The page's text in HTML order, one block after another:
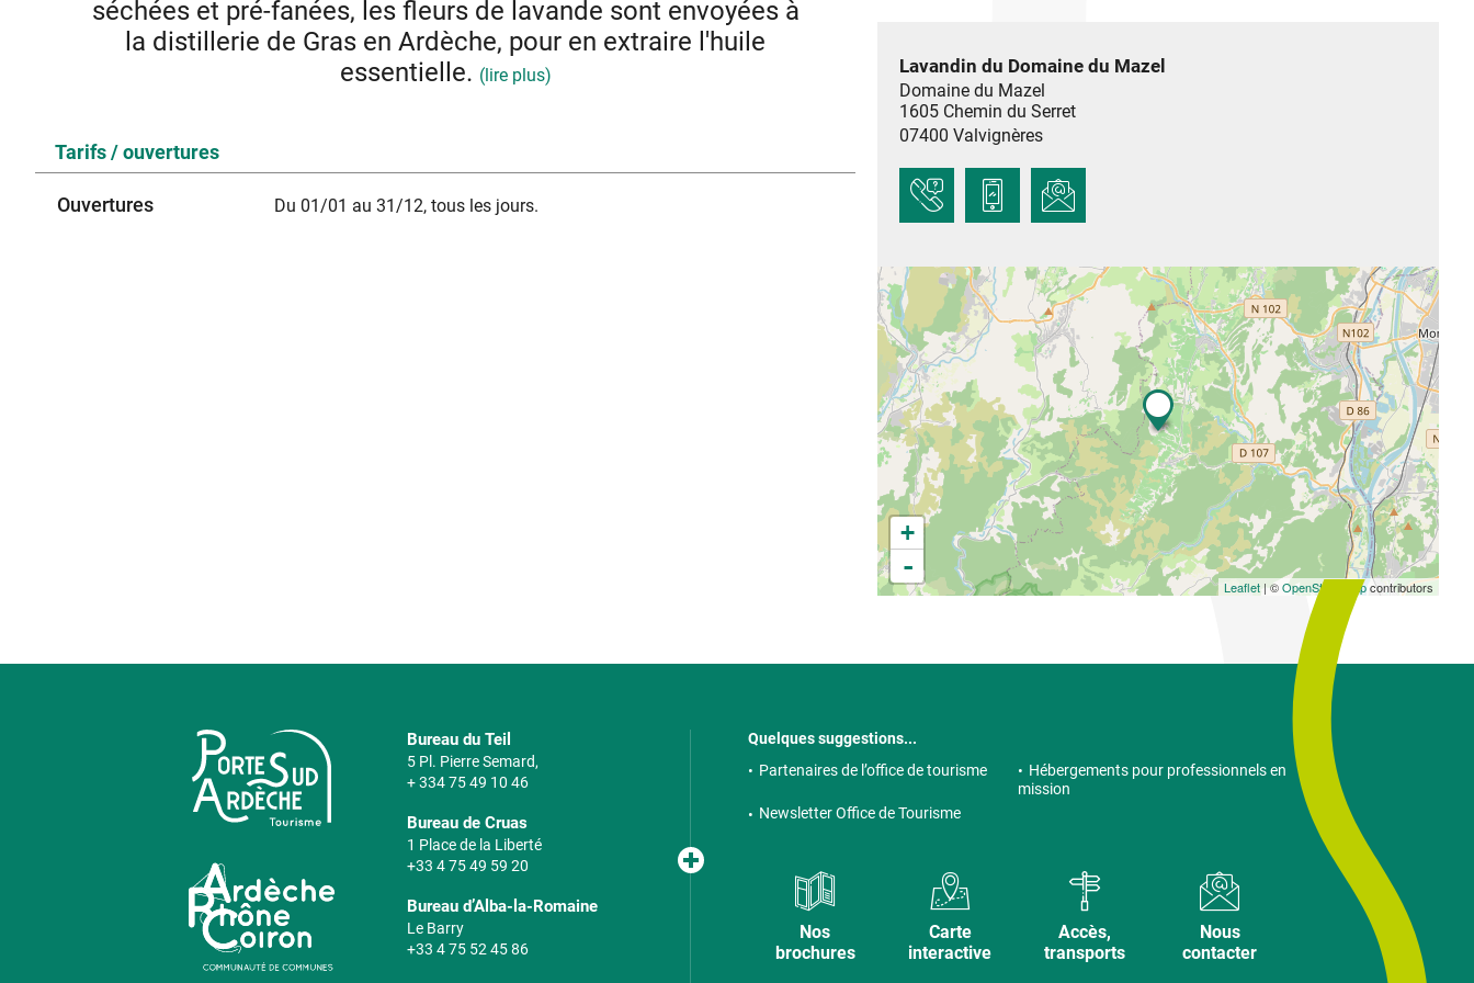
séchées et pré-fanées, les fleurs de lavande sont envoyées à
la distillerie de Gras en Ardèche, pour en extraire l'huile
essentielle. (lire plus)
Un feuillage gris argenté et un parfum toute l’année, des fleurs la moitié de l’année, la lavande est une
de ces plantes faciles à vivre qui offrent toujours un effet décoratif au jardin.
Tarifs / ouvertures
Ouvertures Du 01/01 au 31/12, tous les jours.
Lavandin du Domaine du Mazel
Domaine du Mazel
1605 Chemin du Serret
07400 Valvignères
+
-
Leaflet | ©OpenStreetMapcontributors
Bureau du Teil
5 Pl. Pierre Semard,
+ 334 75 49 10 46
Bureau de Cruas
1 Place de la Liberté
+33 4 75 49 59 20
Bureau d’Alba-la-Romaine
Le Barry
+33 4 75 52 45 86
Quelques suggestions...
Partenaires de l’office de tourisme
Hébergements pour professionnels en
mission
Newsletter Office de Tourisme
Nos
brochures
Carte
interactive
Accès,
transports
Nous
contacter